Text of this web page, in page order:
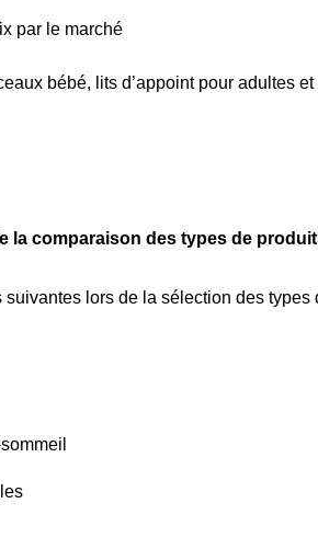
par le marché
bébé, lits d’appoint pour adultes
la comparaison des types de
lors de la sélection des types